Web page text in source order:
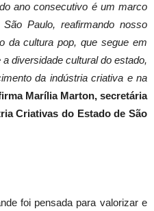
ano consecutivo é um marco
Paulo, reafirmando nosso
da cultura pop, que segue em
diversidade cultural do estado,
da indústria criativa e na
Marília Marton, secretária
Criativas do Estado de São
foi pensada para valorizar e